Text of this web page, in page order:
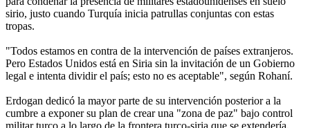
sirio, justo cuando Turquía inicia patrullas conjuntas con estas
tropas.
"Todos estamos en contra de la intervención de países extranjeros.
Pero Estados Unidos está en Siria sin la invitación de un Gobierno
legal e intenta dividir el país; esto no es aceptable", según Rohaní.
Erdogan dedicó la mayor parte de su intervención posterior a la
cumbre a exponer su plan de crear una "zona de paz" bajo control
militar turco a lo largo de la frontera turco-siria que se extendería,